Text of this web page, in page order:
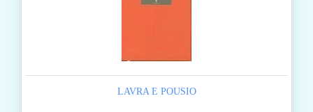
LAVRA E POUSIO